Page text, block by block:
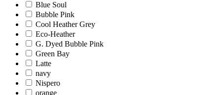
Blue Soul
Bubble Pink
Cool Heather Grey
Eco-Heather
G. Dyed Bubble Pink
Green Bay
Latte
navy
Nispero
orange